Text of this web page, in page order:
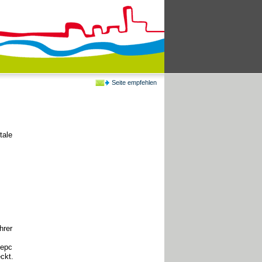
Seite empfehlen